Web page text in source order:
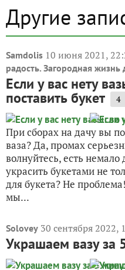
Другие
Samdolis 10 июня 2021,
радость. Загородная жизнь
Если у вас нету
поставить букет 4
При сборах на дачу вы
ваза? Да, промах
волнуйтесь, есть
украсить букетами не
для букета? Не
мы...
Solovey 30 сентября 2022,
Украшаем вазу за